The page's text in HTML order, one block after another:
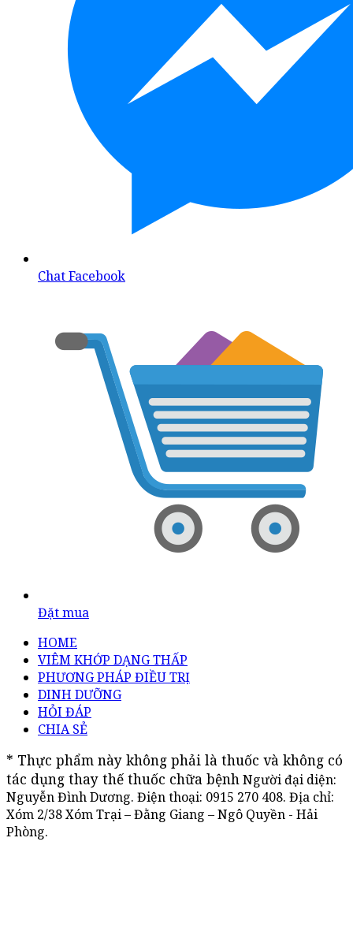
Chat Facebook
Đặt mua
HOME
VIÊM KHỚP DẠNG THẤP
PHƯƠNG PHÁP ĐIỀU TRỊ
DINH DƯỠNG
HỎI ĐÁP
CHIA SẺ
* Thực phẩm này không phải là thuốc và không có
tác dụng thay thế thuốc chữa bệnh Người đại diện:
Nguyễn Đình Dương. Điện thoại: 0915 270 408. Địa chỉ:
Xóm 2/38 Xóm Trại – Đằng Giang – Ngô Quyền - Hải
Phòng.